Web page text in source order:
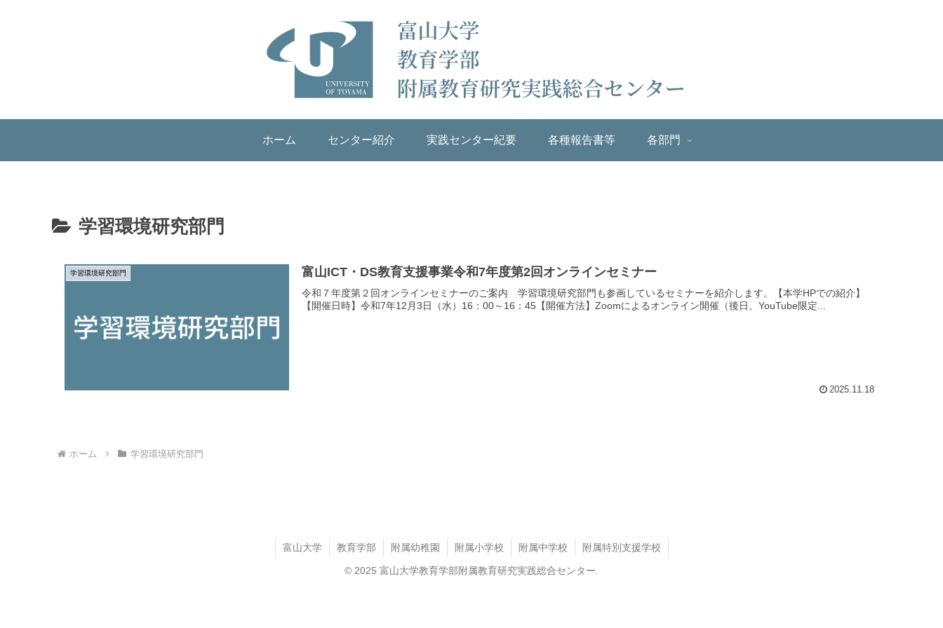
ホーム センター紹介 実践センター紀要 各種報告書等 各部門
学習環境研究部門
学習環境研究部門 富山ICT・DS教育支援事業令和7年度第2回オンラインセミナー
令和７年度第２回オンラインセミナーのご案内 学習環境研究部門も参画しているセミナーを紹介します。【本学HPでの紹介】
【開催日時】令和7年12月3日（水）16：00～16：45【開催方法】Zoomによるオンライン開催（後日、YouTube限定...
2025.11.18
ホーム 学習環境研究部門
富山大学 教育学部 附属幼稚園 附属小学校 附属中学校 附属特別支援学校
© 2025 富山大学教育学部附属教育研究実践総合センター.